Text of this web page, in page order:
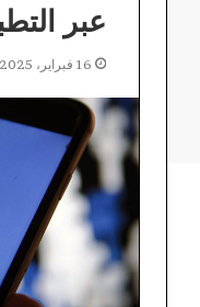
عبر
16 فبراير، 2025